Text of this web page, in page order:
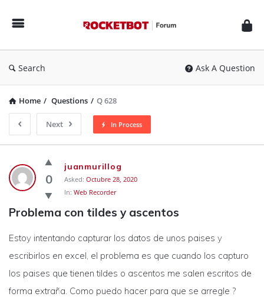
Forum
Search Ask A Question
Home / Questions / Q 628
Next In Process
Rocketbot
Forum
Latest
Questions
0
juanmurillog
Asked: Octubre 28, 2020
In: Web Recorder
Problema con tildes y ascentos
Estoy intentando capturar los datos de unos paises y
escribirlos en excel, el problema es que cuando los capturo
los paises que tienen tildes o ascentos me salen escritos de
forma extraña. Como puedo hacer para que se arregle ?